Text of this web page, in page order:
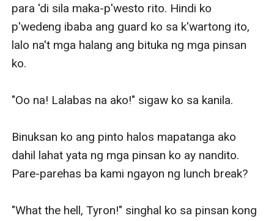
para 'di sila maka-p'westo rito. Hindi ko
p'wedeng ibaba ang guard ko sa k'wartong ito,
lalo na't mga halang ang bituka ng mga pinsan
ko.
"Oo na! Lalabas na ako!" sigaw ko sa kanila.
Binuksan ko ang pinto halos mapatanga ako
dahil lahat yata ng mga pinsan ko ay nandito.
Pare-parehas ba kami ngayon ng lunch break?
"What the hell, Tyron!" singhal ko sa pinsan kong